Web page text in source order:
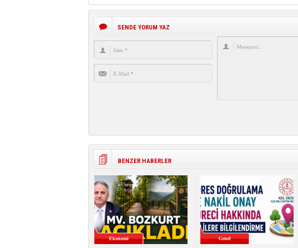
SENDE YORUM YAZ
BENZER HABERLER
Ekonomi Genel